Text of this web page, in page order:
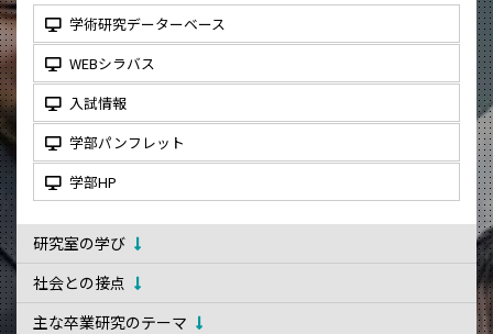
学術研究データーベース
WEBシラバス
入試情報
学部パンフレット
学部HP
研究室の学び
社会との接点
主な卒業研究のテーマ